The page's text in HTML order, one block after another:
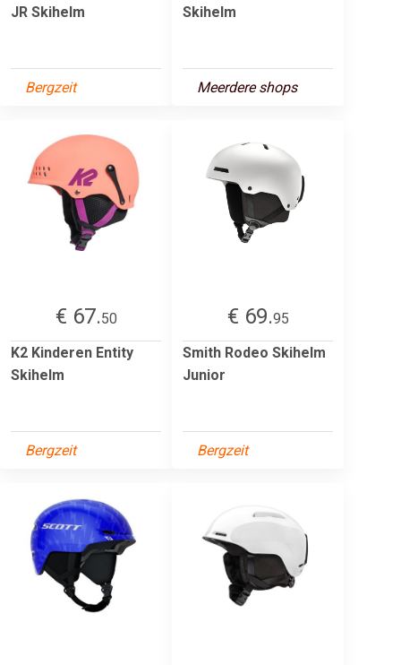
JR Skihelm
Bergzeit
Skihelm
Meerdere shops
€ 67.50
K2 Kinderen Entity
Skihelm
Bergzeit
€ 69.95
Smith Rodeo Skihelm
Junior
Bergzeit